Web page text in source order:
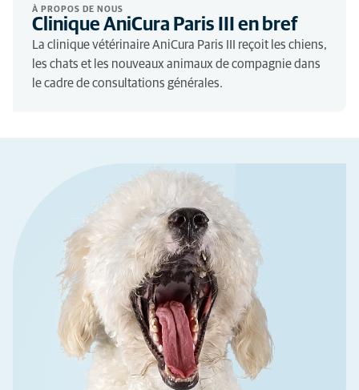
À PROPOS DE NOUS
Clinique AniCura Paris III en bref
La clinique vétérinaire AniCura Paris III reçoit les chiens,
les chats et les nouveaux animaux de compagnie dans
le cadre de consultations générales.